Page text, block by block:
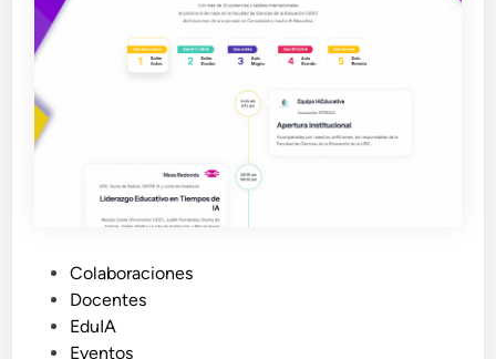
Colaboraciones
Docentes
EduIA
Eventos